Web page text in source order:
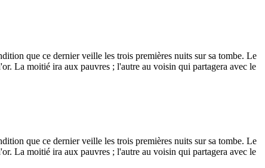
que ce dernier veille les trois premières nuits sur sa tombe. Le
La moitié ira aux pauvres ; l'autre au voisin qui partagera avec le
que ce dernier veille les trois premières nuits sur sa tombe. Le
La moitié ira aux pauvres ; l'autre au voisin qui partagera avec le